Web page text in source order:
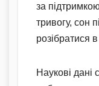
за
тривогу, сон
розібратися
Наукові дані